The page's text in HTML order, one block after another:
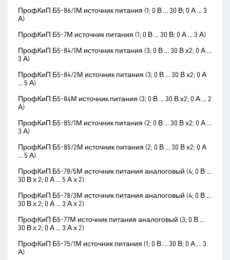
ПрофКиП Б5-86/1М источник питания (1; 0 В … 30 В; 0 А … 3
А)
ПрофКиП Б5-7М источник питания (1; 0 В … 30 В; 0 А … 3 А)
ПрофКиП Б5-84/1М источник питания (3; 0 В … 30 В х2; 0 А …
3 А)
ПрофКиП Б5-84/2М источник питания (3; 0 В … 30 В х2; 0 А
… 5 А)
ПрофКиП Б5-84М источник питания (3; 0 В … 30 В х2; 0 А … 2
А)
ПрофКиП Б5-85/1М источник питания (2; 0 В … 30 В х2; 0 А …
3 А)
ПрофКиП Б5-85/2М источник питания (2; 0 В … 30 В х2; 0 А
… 5 А)
ПрофКиП Б5-78/5М источник питания аналоговый (4; 0 В …
30 В х 2; 0 А … 5 А х 2)
ПрофКиП Б5-78/3М источник питания аналоговый (4; 0 В …
30 В х 2; 0 А … 3 А х 2)
ПрофКиП Б5-77М источник питания аналоговый (3; 0 В …
30 В х 2; 0 А … 3 А х 2)
ПрофКиП Б5-75/1М источник питания (1; 0 В … 30 В; 0 А … 3
А)